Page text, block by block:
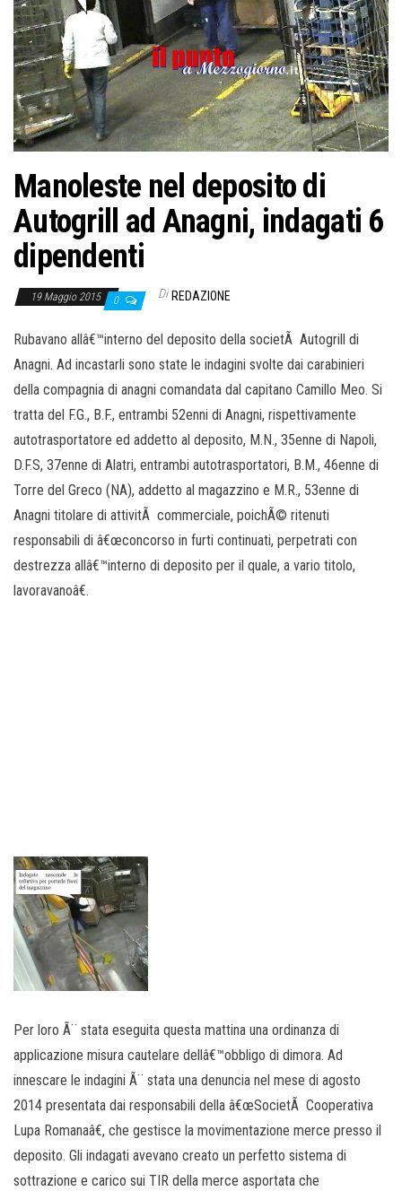
n
e
Manoleste nel deposito di
Autogrill ad Anagni, indagati 6
dipendenti
19 Maggio 2015 0 Di REDAZIONE
Rubavano allâ€™interno del deposito della societÃ Autogrill di
Anagni. Ad incastarli sono state le indagini svolte dai carabinieri
della compagnia di anagni comandata dal capitano Camillo Meo. Si
tratta del F.G., B.F., entrambi 52enni di Anagni, rispettivamente
autotrasportatore ed addetto al deposito, M.N., 35enne di Napoli,
D.F.S, 37enne di Alatri, entrambi autotrasportatori, B.M., 46enne di
Torre del Greco (NA), addetto al magazzino e M.R., 53enne di
Anagni titolare di attivitÃ commerciale, poichÃ© ritenuti
responsabili di â€œconcorso in furti continuati, perpetrati con
destrezza allâ€™interno di deposito per il quale, a vario titolo,
lavoravanoâ€.
Per loro Ã¨ stata eseguita questa mattina una ordinanza di
applicazione misura cautelare dellâ€™obbligo di dimora. Ad
innescare le indagini Ã¨ stata una denuncia nel mese di agosto
2014 presentata dai responsabili della â€œSocietÃ Cooperativa
Lupa Romanaâ€, che gestisce la movimentazione merce presso il
deposito. Gli indagati avevano creato un perfetto sistema di
sottrazione e carico sui TIR della merce asportata che